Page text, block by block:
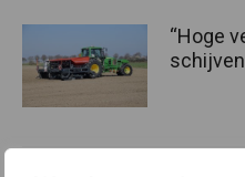
“Hoge